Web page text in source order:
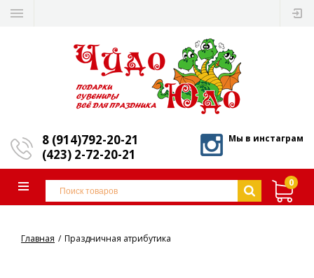
8 (914)792-20-21
(423) 2-72-20-21
Мы в инстаграм
0
Главная Праздничная атрибутика